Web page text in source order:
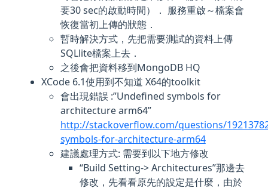
要30 sec的啟動時間）． 服務重啟～檔案會
恢復當初上傳的狀態．
暫時解決方式，先把需要測試的資料上傳
SQLlite檔案上去．
之後會把資料移到MongoDB HQ
XCode 6.1使用到不知道 X64的toolkit
會出現錯誤 :”Undefined symbols for
architecture arm64”
http://stackoverflow.com/questions/
symbols-for-architecture-arm64
建議處理方式: 需要到以下地方修改
“Build Setting-> Architectures”那邊去
修改，先看看原先的設定是什麼，由於